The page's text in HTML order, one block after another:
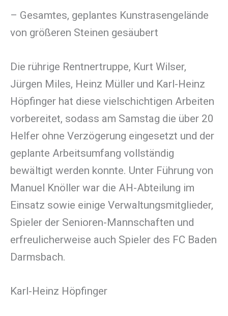
– Gesamtes, geplantes Kunstrasengelände
von größeren Steinen gesäubert
Die rührige Rentnertruppe, Kurt Wilser,
Jürgen Miles, Heinz Müller und Karl-Heinz
Höpfinger hat diese vielschichtigen Arbeiten
vorbereitet, sodass am Samstag die über 20
Helfer ohne Verzögerung eingesetzt und der
geplante Arbeitsumfang vollständig
bewältigt werden konnte. Unter Führung von
Manuel Knöller war die AH-Abteilung im
Einsatz sowie einige Verwaltungsmitglieder,
Spieler der Senioren-Mannschaften und
erfreulicherweise auch Spieler des FC Baden
Darmsbach.
Karl-Heinz Höpfinger